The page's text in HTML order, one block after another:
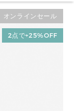
検索
オンラインセール
2点で+25%OFF